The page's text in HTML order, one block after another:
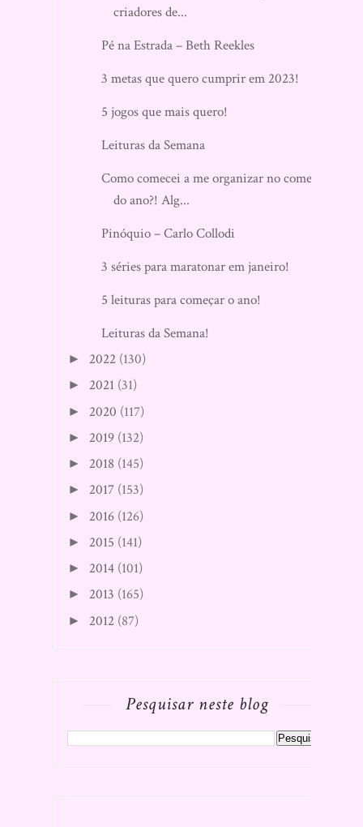
criadores de...
Pé na Estrada – Beth Reekles
3 metas que quero cumprir em 2023!
5 jogos que mais quero!
Leituras da Semana
Como comecei a me organizar no começo
do ano?! Alg...
Pinóquio – Carlo Collodi
3 séries para maratonar em janeiro!
5 leituras para começar o ano!
Leituras da Semana!
► 2022 (130)
► 2021 (31)
► 2020 (117)
► 2019 (132)
► 2018 (145)
► 2017 (153)
► 2016 (126)
► 2015 (141)
► 2014 (101)
► 2013 (165)
► 2012 (87)
Pesquisar neste blog